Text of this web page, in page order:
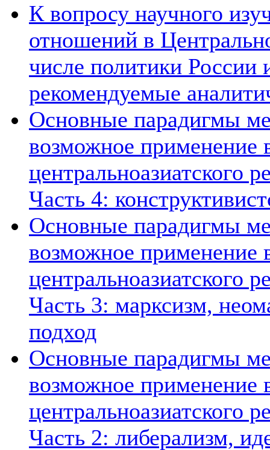
К вопросу научного
отношений в
числе политики России
рекомендуемые
Основные парадигмы
возможное применение
центральноазиатского
Часть 4:
Основные парадигмы
возможное применение
центральноазиатского
Часть 3: марксизм,
подход
Основные парадигмы
возможное применение
центральноазиатского
Часть 2: либерализм,